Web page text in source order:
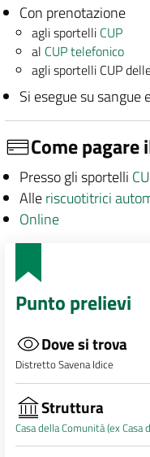
Con prenotazione
agli sportelli CUP
al CUP telefonico
agli sportelli CUP
Si esegue su sangue
Come
Presso gli sportelli
Alleriscuotitrici
Online
Punto prelievi
Dove si trova
Distretto Savena Idice
Struttura
Casa della Comunità (ex Casa